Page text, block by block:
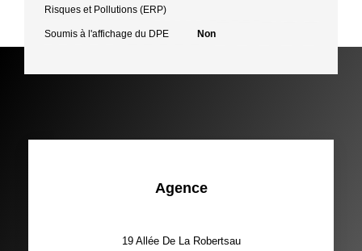
Risques et Pollutions (ERP)
Soumis à l'affichage du DPE Non
Agence
19 Allée De La Robertsau